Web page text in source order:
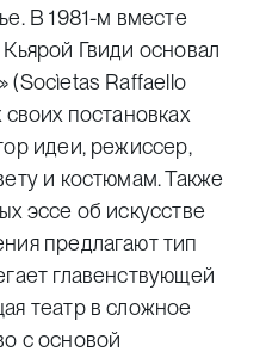
В 1981-м вместе
Гвиди основал
(Socìetas Raffaello
постановках
идеи, режиссер,
и костюмам. Также
эссе об искусстве
предлагают тип
главенствующей
театр в сложное
с основой